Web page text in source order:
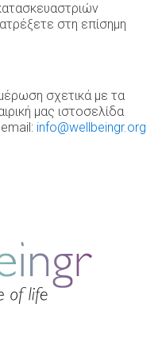
στη επίσημη
σχετικά με τα
μας ιστοσελίδα
info@wellbeingr.org